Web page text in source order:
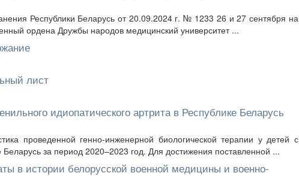
Республики Беларусь от 20.09.2024 г. № 1233 26 и 27 сентября на
ордена Дружбы народов медицинский университет ...
лист
идиопатического артрита в Республике Беларусь
проведенной генно-инженерной биологической терапии у детей с
за период 2020–2023 год. Для достижения поставленной ...
в истории белорусской военной медицины и военно-